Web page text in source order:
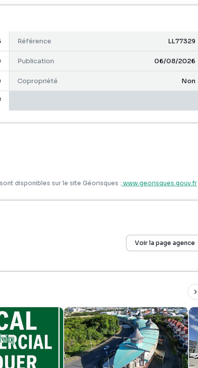
Référence LL77329
Publication 06/08/2026
Copropriété Non
disponibles sur le site Géorisques : www.georisques.gouv.fr
Voir la page agence